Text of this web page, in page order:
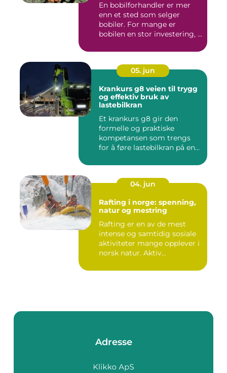
En bobilforhandler er mer
enn et sted som selger
bobiler. For mange er
bobilen en stor investering, ...
05. jun
Krankurs g8 veien til trygg
og effektiv bruk av
lastebilkran
Et krankurs g8 gir den
formelle og praktiske
kompetansen som trengs
for å føre lastebilkran på en
04. jun
Rafting i norge: spenning,
natur og mestring
Rafting er en av de mest
intense og samtidig sosiale
aktiviteter mange opplever i
norsk natur. Aktiv...
Adresse